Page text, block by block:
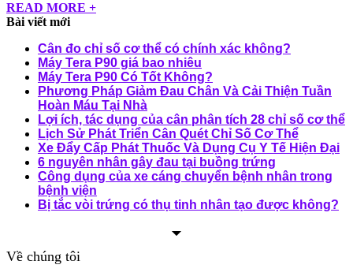
READ MORE +
Bài viết mới
Cân đo chỉ số cơ thể có chính xác không?
Máy Tera P90 giá bao nhiêu
Máy Tera P90 Có Tốt Không?
Phương Pháp Giảm Đau Chân Và Cải Thiện Tuần
Hoàn Máu Tại Nhà
Lợi ích, tác dụng của cân phân tích 28 chỉ số cơ thể
Lịch Sử Phát Triển Cân Quét Chỉ Số Cơ Thể
Xe Đẩy Cấp Phát Thuốc Và Dụng Cụ Y Tế Hiện Đại
6 nguyên nhân gây đau tại buồng trứng
Công dụng của xe cáng chuyển bệnh nhân trong
bệnh viện
Bị tắc vòi trứng có thụ tinh nhân tạo được không?
Về chúng tôi